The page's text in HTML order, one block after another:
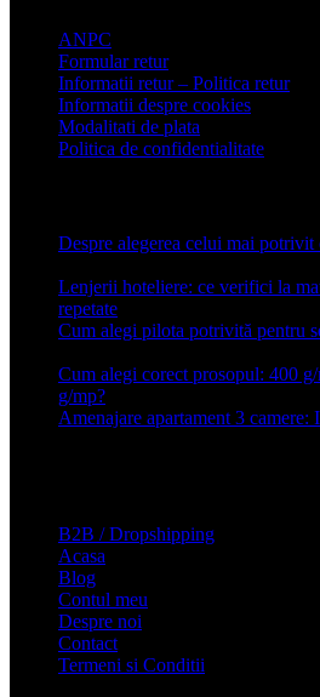
ANPC
Formular retur
Informatii retur – Politica retur
Informatii despre cookies
Modalitati de plata
Politica de confidentialitate
Despre alegerea celui mai potrivit
Lenjerii hoteliere: ce verifici la
repetate
Cum alegi pilota potrivită pentru
Cum alegi corect prosopul: 400
g/mp?
Amenajare apartament 3 camere:
B2B / Dropshipping
Acasa
Blog
Contul meu
Despre noi
Contact
Termeni si Conditii